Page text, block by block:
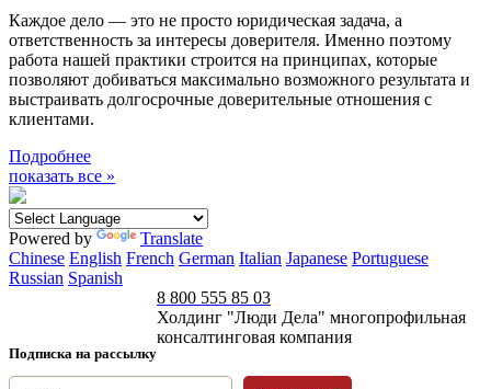
Каждое дело — это не просто юридическая задача, а
ответственность за интересы доверителя. Именно поэтому
работа нашей практики строится на принципах, которые
позволяют добиваться максимально возможного результата и
выстраивать долгосрочные доверительные отношения с
клиентами.
Подробнее
показать все »
Powered by
Translate
Chinese English French German Italian Japanese Portuguese
Russian Spanish
Подписка на рассылку
8 800 555 85 03
Холдинг "Люди Дела" многопрофильная
консалтинговая компания